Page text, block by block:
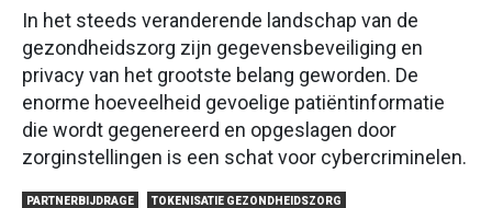
In het steeds veranderende landschap van de
gezondheidszorg zijn gegevensbeveiliging en
privacy van het grootste belang geworden. De
enorme hoeveelheid gevoelige patiëntinformatie
die wordt gegenereerd en opgeslagen door
zorginstellingen is een schat voor cybercriminelen.
PARTNERBIJDRAGE TOKENISATIE GEZONDHEIDSZORG